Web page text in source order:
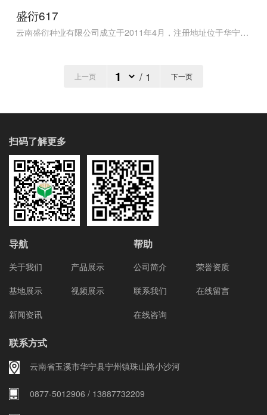
盛衍617
云南盛衍种业有限公司成立于2011年4月，注册地址位于华宁县宁州镇珠山路小沙河，是集科研、生产、加工、经营及对外贸易于一体的现代化民营种子企业，注册资本为3014.18万元。
上一页 / 1 下一页
扫码了解更多
导航
关于我们
产品展示
基地展示
视频展示
新闻资讯
帮助
公司简介
荣誉资质
联系我们
在线留言
在线咨询
联系方式
云南省玉溪市华宁县宁州镇珠山路小沙河
0877-5012906 / 13887732209